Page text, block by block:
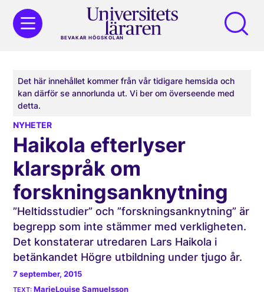
BEVAKAR HÖGSKOLAN
Det här innehållet kommer från vår tidigare hemsida och
kan därför se annorlunda ut. Vi ber om överseende med
detta.
NYHETER
Haikola efterlyser
klarspråk om
forskningsanknytning
”Heltidsstudier” och ”forskningsanknytning” är
begrepp som inte stämmer med verkligheten.
Det konstaterar utredaren Lars Haikola i
betänkandet Högre utbildning under tjugo år.
7 september, 2015
MarieLouise Samuelsson